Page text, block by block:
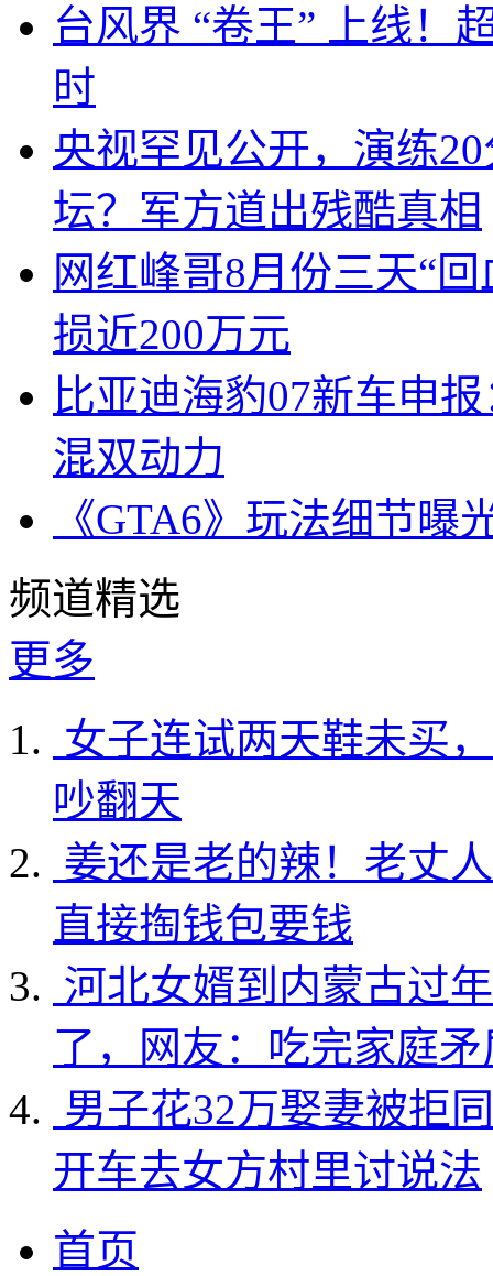
台风界 “卷王” 上线！
时
央视罕见公开，演练
坛？军方道出残酷真相
网红峰哥8月份三天“
损近200万元
比亚迪海豹07新车申
混双动力
《GTA6》玩法细节
频道精选
更多
女子连试两天鞋未买
吵翻天
姜还是老的辣！老丈
直接掏钱包要钱
河北女婿到内蒙古过
了，网友：吃完家庭
男子花32万娶妻被拒
开车去女方村里讨说法
首页